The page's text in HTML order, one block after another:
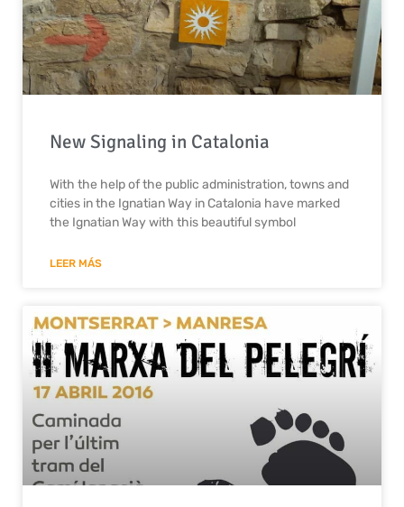
New Signaling in Catalonia
With the help of the public administration, towns and
cities in the Ignatian Way in Catalonia have marked
the Ignatian Way with this beautiful symbol
LEER MÁS